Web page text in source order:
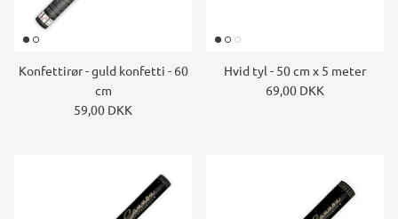
Konfettirør - guld konfetti - 60
cm
59,00 DKK
Hvid tyl - 50 cm x 5 meter
69,00 DKK